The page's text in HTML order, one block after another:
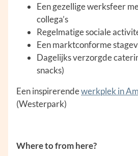
Een gezellige werksfeer
collega’s
Regelmatige sociale
Een marktconforme
Dagelijks verzorgde
snacks)
Een inspirerendewerkplek in
(Westerpark)
Where to from here?